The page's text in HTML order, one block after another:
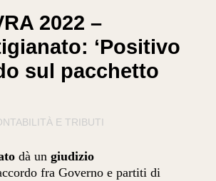
2022 –
‘Positivo
sul pacchetto
E TRIBUTI
dà un giudizio
fra Governo e partiti di